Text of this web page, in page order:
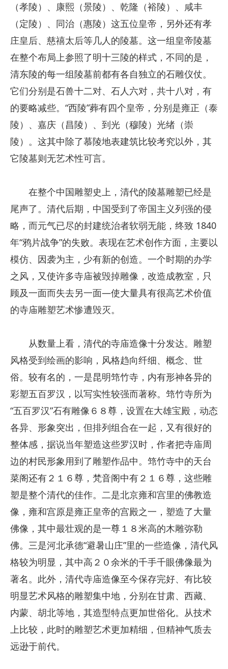
（孝陵）、康熙（景陵）、乾隆（裕陵）、咸丰
（定陵）、同治（惠陵）这五位皇帝，另外还有孝
庄皇后、慈禧太后等几人的陵墓。这一组皇帝陵墓
在整个布局上参照了明十三陵的样式，不同的是，
清东陵的每一组陵墓前都有各自独立的石雕仪仗。
它们分别是石兽十二对、石人六对，共十八对，有
的要略减些。“西陵”葬有四个皇帝，分别是雍正（泰
陵）、嘉庆（昌陵）、到光（穆陵）光绪（崇
陵）。这其中除了慕陵地表建筑比较考究以外，其
它陵墓则无艺术性可言。
在整个中国雕塑史上，清代的陵墓雕塑已经是
尾声了。清代后期，中国受到了帝国主义列强的侵
略，而元气已尽的封建统治者软弱无能，终致 1840
年“鸦片战争”的失败。表现在艺术创作方面，主要以
模仿、因袭为主，少有新的创造。一个时期的办学
之风，又使许多寺庙被毁掉雕像，改造成教室，只
顾及一面而失去另一面—使大量具有很高艺术价值
的寺庙雕塑艺术惨遭毁灭。
从数量上看，清代的寺庙造像十分发达。雕塑
风格受到绘画的影响，风格趋向纤细、概念、世
俗。较有名的，一是昆明筇竹寺，内有形神各异的
彩塑五百罗汉，以写实性较强而著称。筇竹寺所为
“五百罗汉”石有雕像６８尊，设置在大雄宝殿，动态
各异、形象突出，但排列组合在一起，又有很好的
整体感，据说当年塑造这些罗汉时，作者把寺庙周
边的村民形象用到了雕塑作品中。筇竹寺中的天台
菜阁还有２１６尊，梵音阁中有２１６尊，这些雕
塑是整个清代的佳作。二是北京雍和宫里的佛教造
像，雍和宫原是雍正皇帝的宫殿之一，塑造了大量
佛像，其中最壮观的是一尊１８米高的木雕弥勒
佛。三是河北承德“避暑山庄”里的一些造像，清代风
格较为明显，其中高２０余米的千手千眼佛像最为
著名。此外，清代寺庙造像至今保存完好、有比较
明显艺术风格的雕塑集中地，分别在甘肃、西藏、
内蒙、胡北等地，其造型特点更加世俗化。从技术
上比较，此时的雕塑艺术更加精细，但精神气质去
远逊于前代。